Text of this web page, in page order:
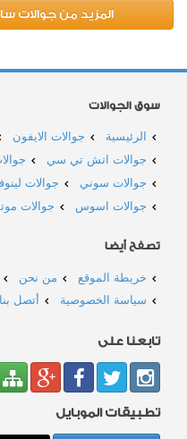
المزيد من جوالات
سوق الجوالات
الرئيسية جوالات الايفون
جوالات اتش تي سي
جوالات سوني
جوالات
جوالات اسوس
جوالات
تصفح أيضا
خريطة الموقع من نحن
سياسة الخصوصية
أتصل بنا
تابعنا على
تطبيقات الموبايل